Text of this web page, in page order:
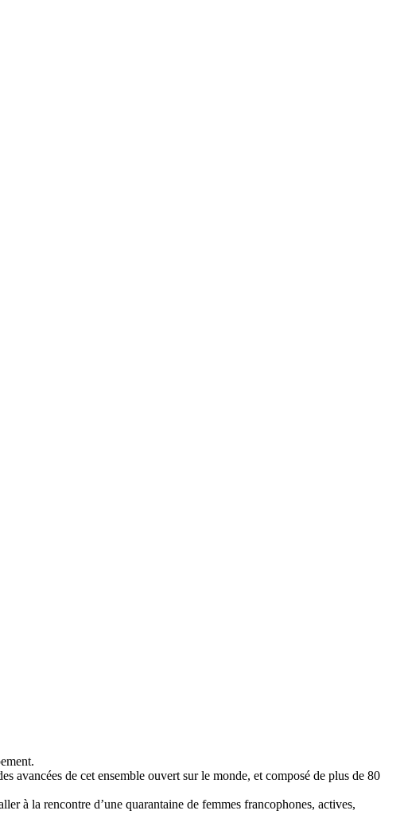
avancées de cet ensemble ouvert sur le monde, et composé de plus de 80
à la rencontre d’une quarantaine de femmes francophones, actives,